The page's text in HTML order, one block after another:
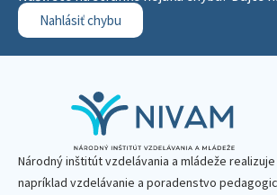
Nahlásiť chybu
Národný inštitút vzdelávania a mládeže
napríklad vzdelávanie a poradenstvo